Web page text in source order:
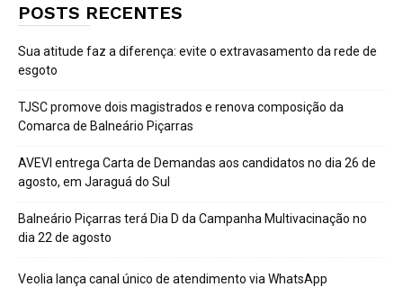
POSTS RECENTES
Sua atitude faz a diferença: evite o extravasamento da rede de
esgoto
TJSC promove dois magistrados e renova composição da
Comarca de Balneário Piçarras
AVEVI entrega Carta de Demandas aos candidatos no dia 26 de
agosto, em Jaraguá do Sul
Balneário Piçarras terá Dia D da Campanha Multivacinação no
dia 22 de agosto
Veolia lança canal único de atendimento via WhatsApp